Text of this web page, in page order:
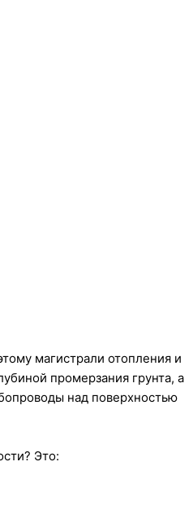
магистрали отопления и
промерзания грунта, а
над поверхностью
Это: